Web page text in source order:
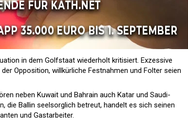
in dem Golfstaat wiederholt kritisiert. Exzessive
Opposition, willkürliche Festnahmen und Folter seien
neben Kuwait und Bahrain auch Katar und Saudi-
die Ballin seelsorglich betreut, handelt es sich seinen
und Gastarbeiter.